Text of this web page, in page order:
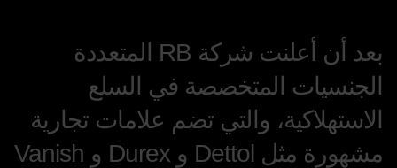
بعد أن أعلنت شركة RB المتعددة
الجنسيات المتخصصة في السلع
الاستهلاكية، والتي تضم علامات تجارية
مشهورة مثل Dettol و Durex و Vanish